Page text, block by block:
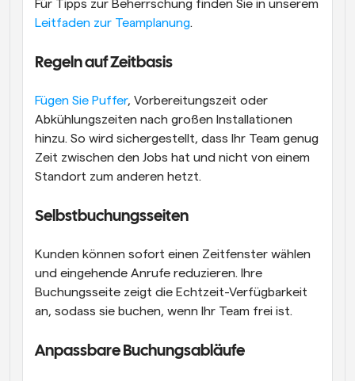
Leitfaden zur Teamplanung.
Regeln auf Zeitbasis
Fügen Sie Puffer, Vorbereitungszeit oder
Abkühlungszeiten nach großen Installationen
hinzu. So wird sichergestellt, dass Ihr Team genug
Zeit zwischen den Jobs hat und nicht von einem
Standort zum anderen hetzt.
Selbstbuchungsseiten
Kunden können sofort einen Zeitfenster wählen
und eingehende Anrufe reduzieren. Ihre
Buchungsseite zeigt die Echtzeit-Verfügbarkeit
an, sodass sie buchen, wenn Ihr Team frei ist.
Anpassbare Buchungsabläufe